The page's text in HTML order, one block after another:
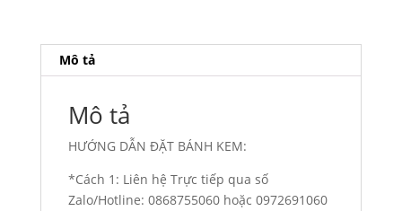
Mô tả
Mô tả
HƯỚNG DẪN ĐẶT BÁNH KEM:
*Cách 1: Liên hệ Trực tiếp qua số
Zalo/Hotline: 0868755060 hoặc 0972691060